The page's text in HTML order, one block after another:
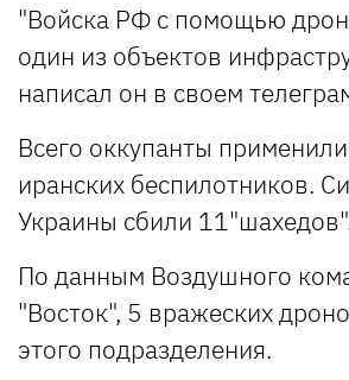
"Войска РФ с помощью
один из объектов
написал он в своем
Всего оккупанты
иранских беспилотников.
Украины сбили
По данным Воздушного
"Восток", 5 вражеских
этого подразделения.